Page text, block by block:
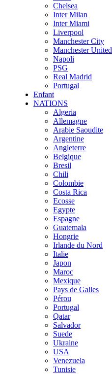
Chelsea
Inter Milan
Inter Miami
Liverpool
Manchester City
Manchester United
Napoli
PSG
Real Madrid
Portugal
Enfant
NATIONS
Algeria
Allemagne
Arabie Saoudite
Argentine
Angleterre
Belgique
Bresil
Chili
Colombie
Costa Rica
Ecosse
Egypte
Espagne
Guatemala
Hongrie
Irlande du Nord
Italie
Japon
Maroc
Mexique
Pays de Galles
Pérou
Portugal
Qatar
Salvador
Suede
Ukraine
USA
Venezuela
Tunisie